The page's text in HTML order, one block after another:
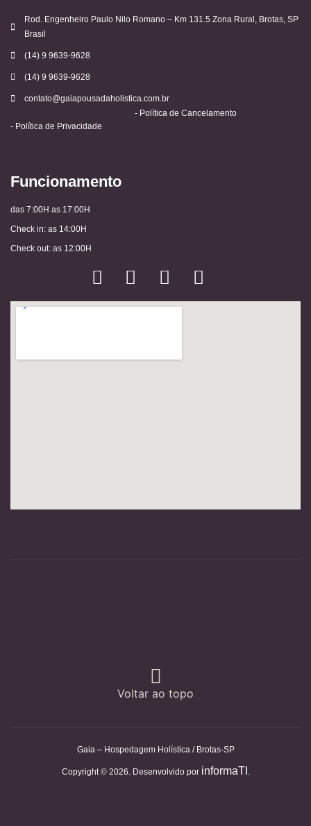
Rod. Engenheiro Paulo Nilo Romano – Km 131.5 Zona Rural, Brotas, SP
Brasil
(14) 9 9639-9628
(14) 9 9639-9628
contato@gaiapousadaholistica.com.br
- Política de Privacidade
- Política de Cancelamento
Funcionamento
das 7:00H as 17:00H
Check in: as 14:00H
Check out: as 12:00H
Voltar ao topo
Gaia – Hospedagem Holística / Brotas-SP
Copyright © 2026. Desenvolvido por informaTI .